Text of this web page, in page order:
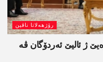
رۆژھەلاتا ناڤین
ژ ئالیێ ئەردۆگان ڤە